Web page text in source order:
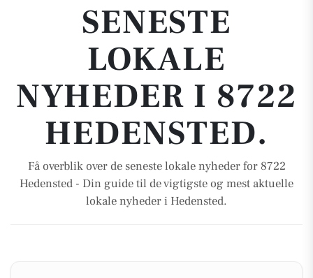
SENESTE
LOKALE
NYHEDER I 8722
HEDENSTED.
Få overblik over de seneste lokale nyheder for 8722
Hedensted - Din guide til de vigtigste og mest aktuelle
lokale nyheder i Hedensted.